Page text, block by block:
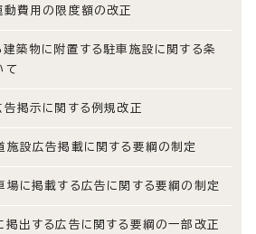
動費用の限度額の改正
建築物に附置する駐車施設に関する条
て
告掲示に関する例規改正
施設広告掲載に関する要綱の制定
場に掲載する広告に関する要綱の制定
掲出する広告に関する要綱の一部改正